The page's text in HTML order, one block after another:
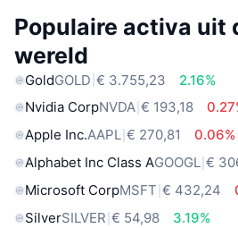
Populaire activa uit
wereld
GoldGOLD € 3.755,23
2.16%
Nvidia CorpNVDA € 193,18
Apple Inc.AAPL € 270,81
0.06%
Alphabet Inc Class AGOOGL €
Microsoft CorpMSFT € 432,24
SilverSILVER € 54,98
3.19%